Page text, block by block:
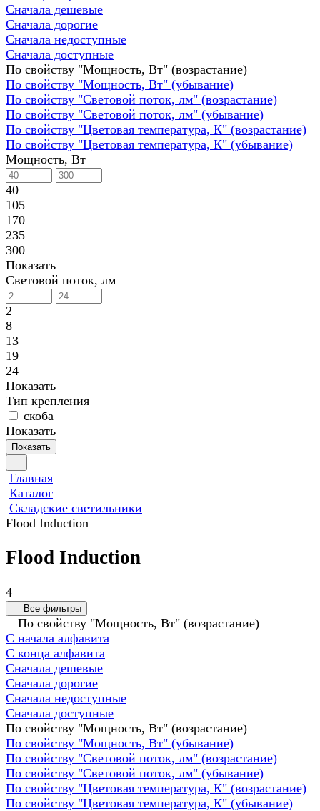
Сначала дешевые
Сначала дорогие
Сначала недоступные
Сначала доступные
По свойству "Мощность, Вт" (возрастание)
По свойству "Мощность, Вт" (убывание)
По свойству "Световой поток, лм" (возрастание)
По свойству "Световой поток, лм" (убывание)
По свойству "Цветовая температура, К" (возрастание)
По свойству "Цветовая температура, К" (убывание)
Мощность, Вт
40
105
170
235
300
Показать
Световой поток, лм
2
8
13
19
24
Показать
Тип крепления
скоба
Показать
Показать
Главная
Каталог
Складские светильники
Flood Induction
Flood Induction
4
Все фильтры
По свойству "Мощность, Вт" (возрастание)
С начала алфавита
С конца алфавита
Сначала дешевые
Сначала дорогие
Сначала недоступные
Сначала доступные
По свойству "Мощность, Вт" (возрастание)
По свойству "Мощность, Вт" (убывание)
По свойству "Световой поток, лм" (возрастание)
По свойству "Световой поток, лм" (убывание)
По свойству "Цветовая температура, К" (возрастание)
По свойству "Цветовая температура, К" (убывание)